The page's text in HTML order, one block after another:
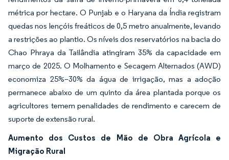
métrica por hectare. O Punjab e o Haryana da Índia registram
quedas nos lençóis freáticos de 0,5 metro anualmente, levando
a restrições ao plantio. Os níveis dos reservatórios na bacia do
Chao Phraya da Tailândia atingiram 35% da capacidade em
março de 2025. O Molhamento e Secagem Alternados (AWD)
economiza 25%–30% da água de irrigação, mas a adoção
permanece abaixo de um quinto da área plantada porque os
agricultores temem penalidades de rendimento e carecem de
suporte de extensão rural.
Aumento dos Custos de Mão de Obra Agrícola e
Migração Rural